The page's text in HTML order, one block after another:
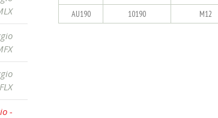
-
AU190
10190 M12